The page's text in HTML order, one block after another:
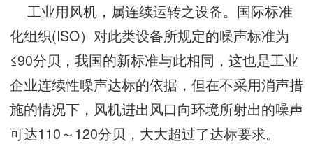
工业用风机，属连续运转之设备。国际标准
化组织(ISO）对此类设备所规定的噪声标准为
≤90分贝，我国的新标准与此相同，这也是工业
企业连续性噪声达标的依据，但在不采用消声措
施的情况下，风机进出风口向环境所射出的噪声
可达110～120分贝，大大超过了达标要求。